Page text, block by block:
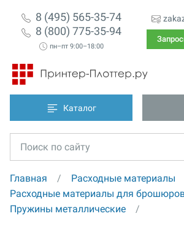
8 (495) 565-35-74
8 (800) 775-35-94
пн–пт 9:00–18:00
Каталог
Главная
Расходные материалы
Расходные материалы для
Пружины металлические